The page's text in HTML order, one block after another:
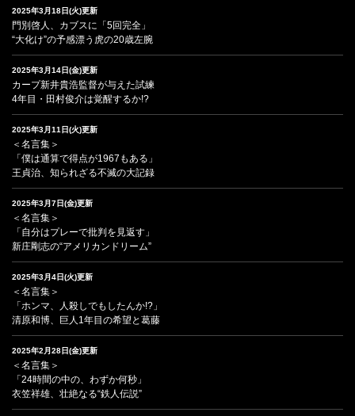
2025年3月18日(火)更新
門別啓人、カブスに「5回完全」
“大化け”の予感漂う虎の20歳左腕
2025年3月14日(金)更新
カープ新井貴浩監督が与えた試練
4年目・田村俊介は覚醒するか!?
2025年3月11日(火)更新
＜名言集＞
「僕は通算で得点が1967もある」
王貞治、知られざる不滅の大記録
2025年3月7日(金)更新
＜名言集＞
「自分はプレーで批判を見返す」
新庄剛志の“アメリカンドリーム”
2025年3月4日(火)更新
＜名言集＞
「ホンマ、人殺しでもしたんか!?」
清原和博、巨人1年目の希望と葛藤
2025年2月28日(金)更新
＜名言集＞
「24時間の中の、わずか何秒」
衣笠祥雄、壮絶なる“鉄人伝説”